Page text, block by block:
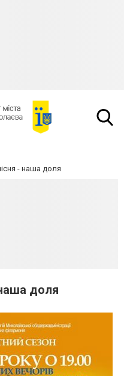
- наша доля
доля